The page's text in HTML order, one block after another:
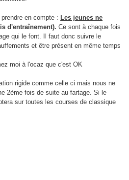
en compte : Les jeunes ne
d'entraînement). Ce sont à chaque fois
qui le font. Il faut donc suivre le
et être présent en même temps
moi à l'ocaz que c'est OK
rigide comme celle ci mais nous ne
2ème fois de suite au fartage. Si le
sur toutes les courses de classique